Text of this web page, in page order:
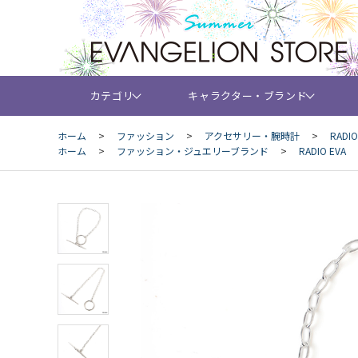
カテゴリ キャラクター・ブランド
ホーム > ファッション > アクセサリー・腕時計 >
ホーム
> ファッション・ジュエリーブランド > RADIO EVA